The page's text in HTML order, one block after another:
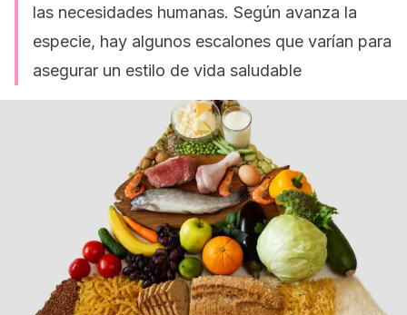
las necesidades humanas. Según avanza la
especie, hay algunos escalones que varían para
asegurar un estilo de vida saludable